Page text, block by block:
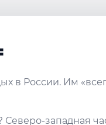
в России. Им
Северо-западная